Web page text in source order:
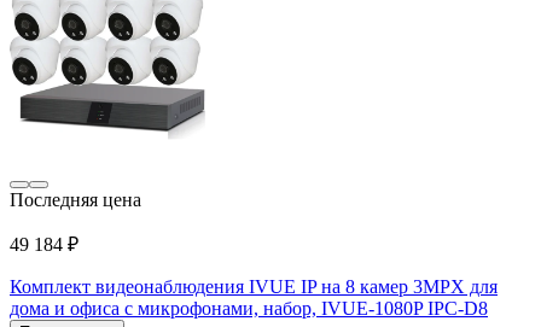
Последняя цена
49 184 ₽
Комплект видеонаблюдения IVUE IP на 8 камер 3MPX для
дома и офиса с микрофонами, набор, IVUE-1080P IPC-D8